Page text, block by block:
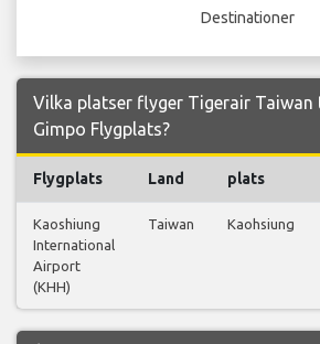
Destinationer
Vilka platser flyger Tigerair Taiwan
Gimpo Flygplats?
Flygplats Land plats
Kaoshiung
International
Airport
(KHH)
Taiwan Kaohsiung